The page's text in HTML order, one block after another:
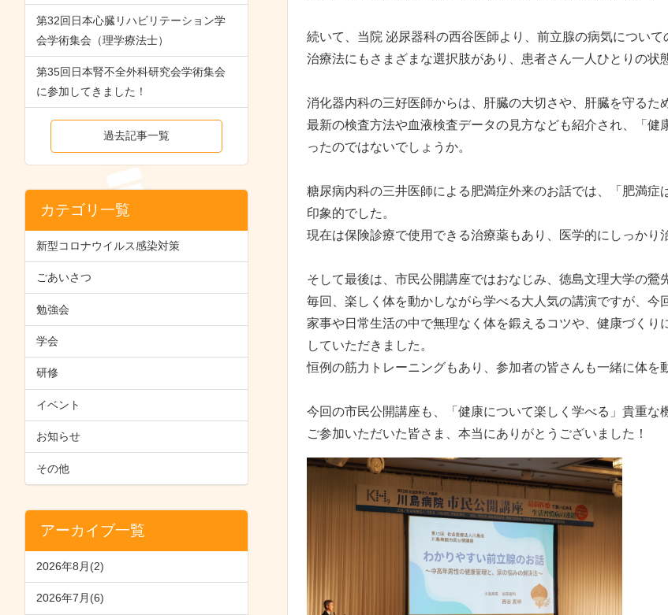
第32回日本心臓リハビリテーション学
会学術集会（理学療法士）
第35回日本腎不全外科研究会学術集会
に参加してきました！
過去記事一覧
カテゴリ一覧
新型コロナウイルス感染対策
ごあいさつ
勉強会
学会
研修
イベント
お知らせ
その他
アーカイブ一覧
2026年8月(2)
2026年7月(6)
続いて、当院 泌尿器科の西谷医師より、前立腺の病気について
治療法にもさまざまな選択肢があり、患者さん一人ひとりの状
消化器内科の三好医師からは、肝臓の大切さや、肝臓を守るた
最新の検査方法や血液検査データの見方なども紹介され、「
ったのではないでしょうか。
糖尿病内科の三井医師による肥満症外来のお話では、「肥満
印象的でした。
現在は保険診療で使用できる治療薬もあり、医学的にしっかり
そして最後は、市民公開講座ではおなじみ、徳島文理大学の鶯
毎回、楽しく体を動かしながら学べる大人気の講演ですが、今
家事や日常生活の中で無理なく体を鍛えるコツや、健康づく
していただきました。
恒例の筋力トレーニングもあり、参加者の皆さんも一緒に体を
今回の市民公開講座も、「健康について楽しく学べる」貴重な
ご参加いただいた皆さま、本当にありがとうございました！